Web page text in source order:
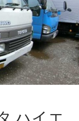
ハイエ